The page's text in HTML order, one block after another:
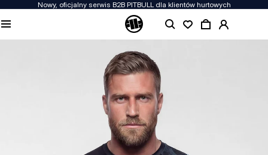
Nowy, oficjalny serwis B2B PITBULL dla klientów hurtowych